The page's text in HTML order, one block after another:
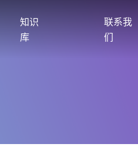
知识
库
联系我
们